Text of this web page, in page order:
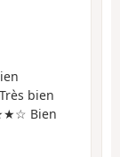
bien
Bien